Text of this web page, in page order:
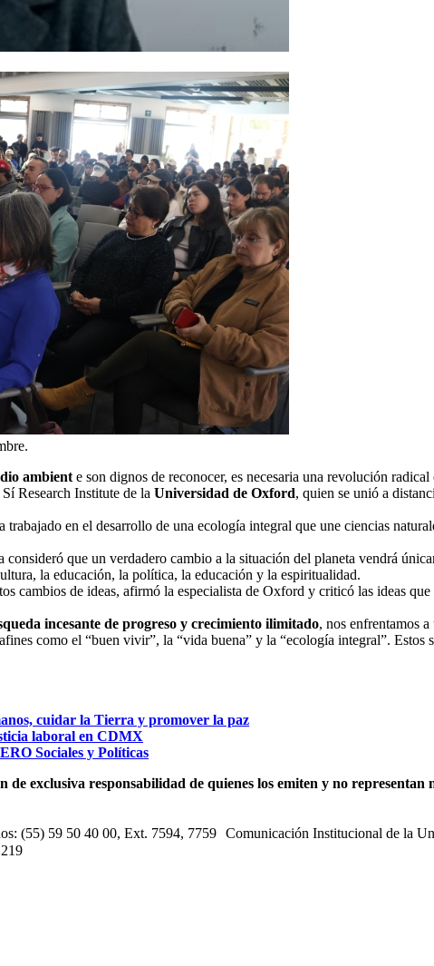
ambient e son dignos de reconocer, es necesaria una revolución
Research Institute de la Universidad de Oxford, quien se unió a
trabajado en el desarrollo de una ecología integral que une ciencias
consideró que un verdadero cambio a la situación del planeta vendrá
la educación, la política, la educación y la espiritualidad.
cambios de ideas, afirmó la especialista de Oxford y criticó las ideas
incesante de progreso y crecimiento ilimitado, nos enfrentamos
como el “buen vivir”, la “vida buena” y la “ecología integral”. Estos
cuidar la Tierra y promover la paz
laboral en CDMX
Sociales y Políticas
de exclusiva responsabilidad de quienes los emiten y no
(55) 59 50 40 00, Ext. 7594, 7759 Comunicación Institucional de la